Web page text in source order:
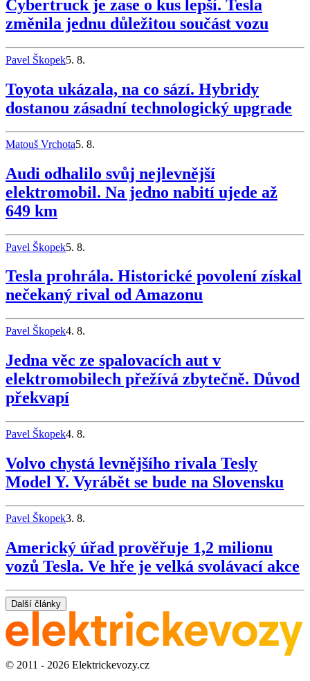
Cybertruck je zase o kus lepší. Tesla
změnila jednu důležitou součást vozu
Pavel Škopek5. 8.
Toyota ukázala, na co sází. Hybridy
dostanou zásadní technologický upgrade
Matouš Vrchota5. 8.
Audi odhalilo svůj nejlevnější
elektromobil. Na jedno nabití ujede až
649 km
Pavel Škopek5. 8.
Tesla prohrála. Historické povolení získal
nečekaný rival od Amazonu
Pavel Škopek4. 8.
Jedna věc ze spalovacích aut v
elektromobilech přežívá zbytečně. Důvod
překvapí
Pavel Škopek4. 8.
Volvo chystá levnějšího rivala Tesly
Model Y. Vyrábět se bude na Slovensku
Pavel Škopek3. 8.
Americký úřad prověřuje 1,2 milionu
vozů Tesla. Ve hře je velká svolávací akce
Další články
© 2011 - 2026 Elektrickevozy.cz